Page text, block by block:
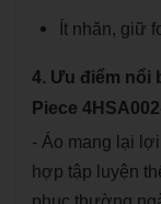
Ít nhăn, giữ
4. Ưu điểm nổi
Piece
- Áo mang lại
hợp tập luyện